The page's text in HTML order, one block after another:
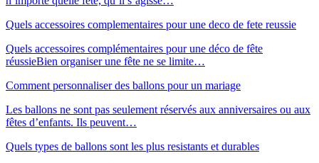
Quels accessoires complementaires pour une deco de fete reussie
Quels accessoires complémentaires pour une déco de fête
réussieBien organiser une fête ne se limite…
Comment personnaliser des ballons pour un mariage
Les ballons ne sont pas seulement réservés aux anniversaires ou aux
fêtes d’enfants. Ils peuvent…
Quels types de ballons sont les plus resistants et durables